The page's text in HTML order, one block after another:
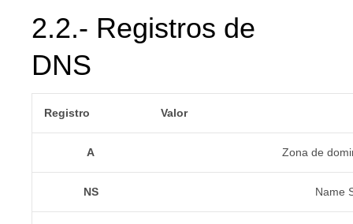
2.2.- Registros de
DNS
Registro Valor
A Zona de
NS Name